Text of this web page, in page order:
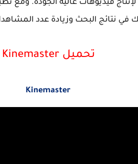
لإنتاج فيديوهات عالية الجودة. ومع
نتائج البحث وزيادة عدد
تحميل Kinemaster
Kinemaster